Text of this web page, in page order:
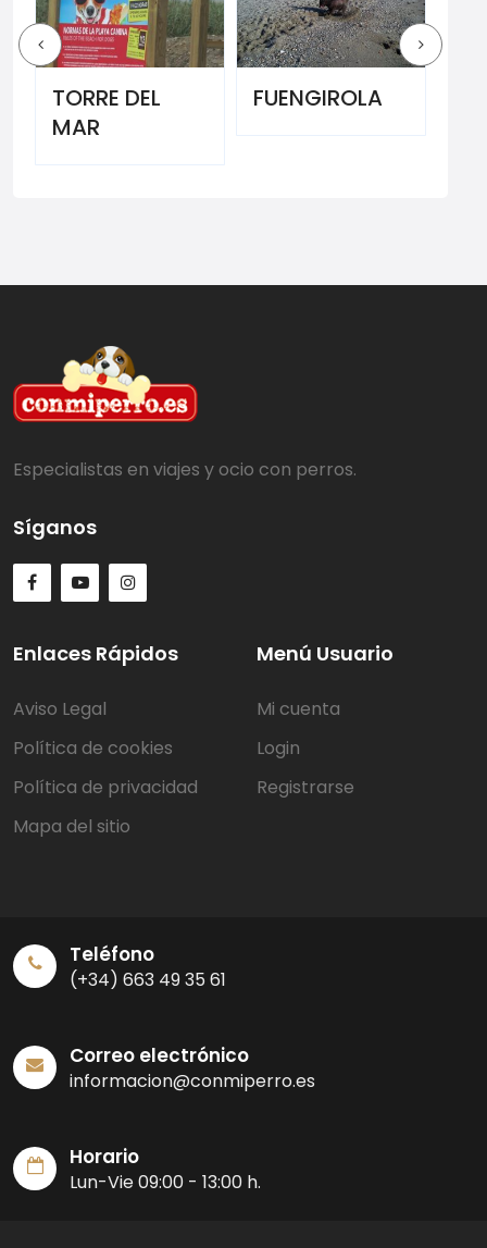
TORRE DEL
MAR
FUENGIROLA
Especialistas en viajes y ocio con perros.
Síganos
Enlaces Rápidos
Aviso Legal
Política de cookies
Política de privacidad
Mapa del sitio
Menú Usuario
Mi cuenta
Login
Registrarse
Teléfono
(+34) 663 49 35 61
Correo electrónico
informacion@conmiperro.es
Horario
Lun-Vie 09:00 - 13:00 h.